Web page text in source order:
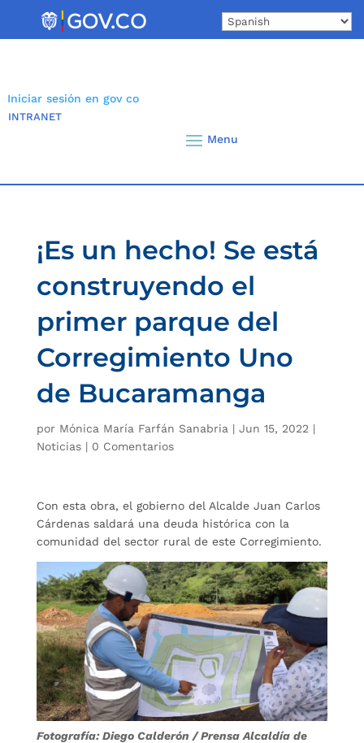
Iniciar sesión en gov co
INTRANET
¡Es un hecho! Se está
construyendo el
primer parque del
Corregimiento Uno
de Bucaramanga
por Mónica María Farfán Sanabria | Jun 15, 2022 |
Noticias| 0 Comentarios
Con esta obra, el gobierno del Alcalde Juan Carlos
Cárdenas saldará una deuda histórica con la
comunidad del sector rural de este Corregimiento.
Fotografía: Diego Calderón / Prensa Alcaldía de